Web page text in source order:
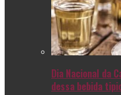
Dia Nacional da
dessa bebida